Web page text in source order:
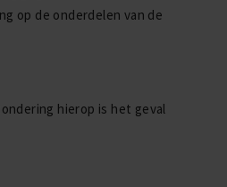
op de onderdelen van de
hierop is het geval